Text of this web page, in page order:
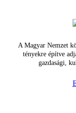
A Magyar Nemzet
tényekre építve
gazdasági,